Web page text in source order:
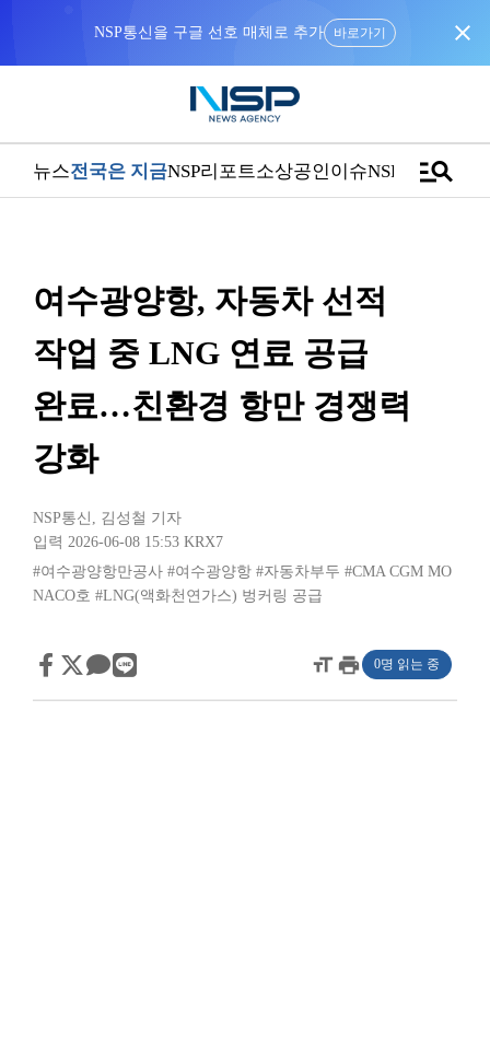
NSP통신을 구글 선호 매체로 추가 바로가기 close
뉴스전국은 지금NSP리포트소상공인이슈NSPTVmanage_search
여수광양항, 자동차 선적
작업 중 LNG 연료 공급
완료…친환경 항만 경쟁력
강화
NSP통신 , 김성철 기자
입력 2026-06-08 15:53 KRX7
#여수광양항만공사 #여수광양항 #자동차부두 #CMA CGM MO
NACO호 #LNG(액화천연가스) 벙커링 공급
format_sizeprint 0명 읽는 중